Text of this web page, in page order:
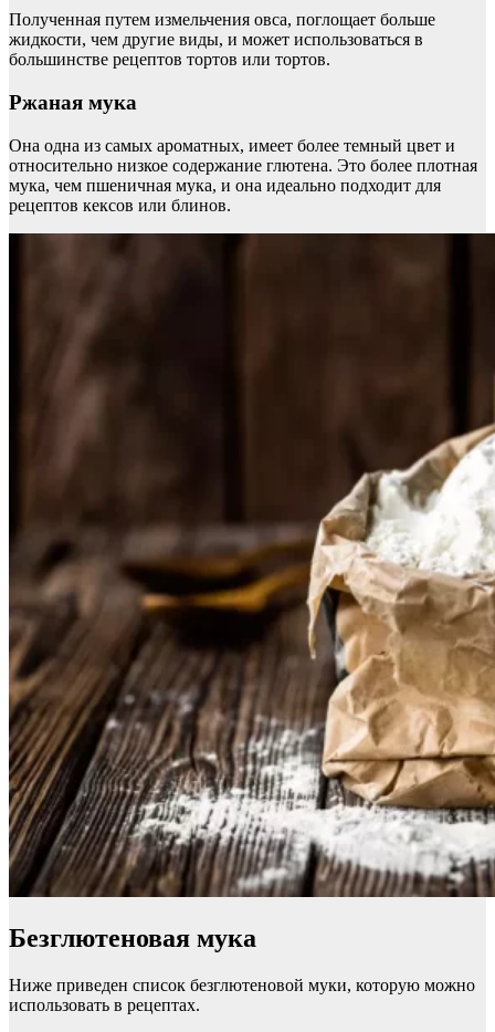
​​Полученная путем измельчения овса, поглощает больше
жидкости, чем другие виды, и может использоваться в
большинстве рецептов тортов или тортов.
Ржаная мука
Она одна из самых ароматных, имеет более темный цвет и
относительно низкое содержание глютена. Это более плотная
мука, чем пшеничная мука, и она идеально подходит для
рецептов кексов или блинов.
Безглютеновая мука
Ниже приведен список безглютеновой муки, которую можно
использовать в рецептах.